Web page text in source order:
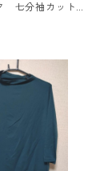
七分袖カット
スタード KA